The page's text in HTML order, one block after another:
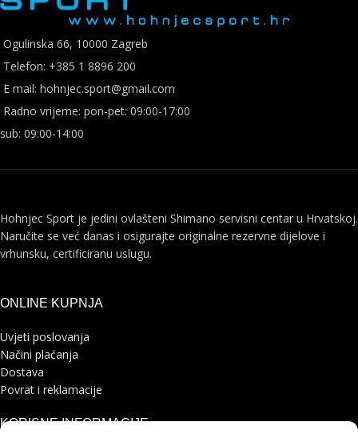
Ogulinska 66, 10000 Zagreb
Telefon: +385 1 8896 200
E mail: hohnjec.sport@gmail.com
Radno vrijeme: pon-pet: 09:00-17:00
sub: 09:00-14:00
Hohnjec Sport je jedini ovlašteni Shimano servisni centar u Hrvatskoj.
Naručite se već danas i osigurajte originalne rezervne dijelove i
vrhunsku, certificiranu uslugu.
ONLINE KUPNJA
Uvjeti poslovanja
Načini plaćanja
Dostava
Povrat i reklamacije
KORISNE INFORMACIJE